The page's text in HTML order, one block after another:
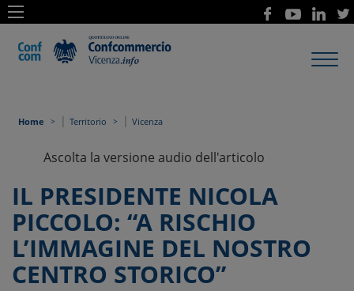
Home | Territorio | Vicenza
Ascolta la versione audio dell'articolo
IL PRESIDENTE NICOLA
PICCOLO: “A RISCHIO
L’IMMAGINE DEL NOSTRO
CENTRO STORICO”